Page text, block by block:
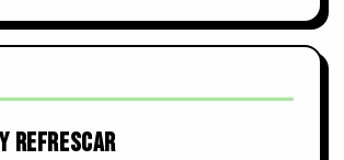
REFRESCAR